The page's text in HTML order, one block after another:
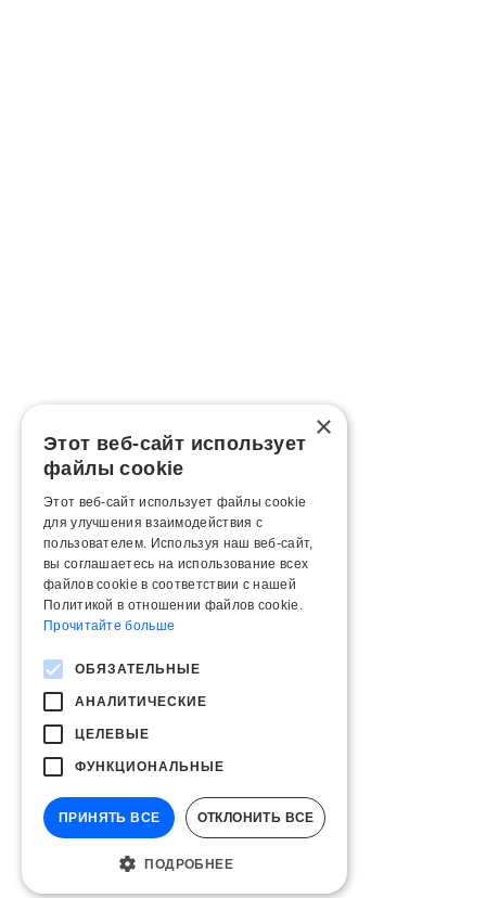
×
Этот веб-сайт использует
файлы cookie
Этот веб-сайт использует файлы cookie
для улучшения взаимодействия с
пользователем. Используя наш веб-сайт,
вы соглашаетесь на использование всех
файлов cookie в соответствии с нашей
Политикой в ​​отношении файлов cookie.
Прочитайте больше
ОБЯЗАТЕЛЬНЫЕ
АНАЛИТИЧЕСКИЕ
ЦЕЛЕВЫЕ
ФУНКЦИОНАЛЬНЫЕ
ПРИНЯТЬ ВСЕ ОТКЛОНИТЬ ВСЕ
ПОДРОБНЕЕ